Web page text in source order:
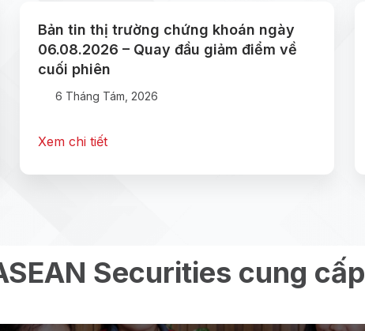
Bản tin thị trường chứng khoán ngày
06.08.2026 – Quay đầu giảm điểm về
cuối phiên
6 Tháng Tám, 2026
Xem chi tiết
Securities cung cấp